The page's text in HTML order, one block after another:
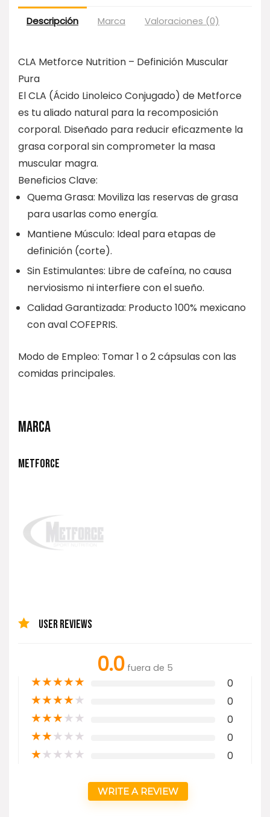
Descripción Marca Valoraciones (0)
CLA Metforce Nutrition – Definición Muscular
Pura
El CLA (Ácido Linoleico Conjugado) de Metforce
es tu aliado natural para la recomposición
corporal. Diseñado para reducir eficazmente la
grasa corporal sin comprometer la masa
muscular magra.
Beneficios Clave:
Quema Grasa: Moviliza las reservas de grasa
para usarlas como energía.
Mantiene Músculo: Ideal para etapas de
definición (corte).
Sin Estimulantes: Libre de cafeína, no causa
nerviosismo ni interfiere con el sueño.
Calidad Garantizada: Producto 100% mexicano
con aval COFEPRIS.
Modo de Empleo: Tomar 1 o 2 cápsulas con las
comidas principales.
MARCA
METFORCE
USER REVIEWS
0.0 fuera de 5
★★★★★ 0
★★★★★ 0
★★★★★ 0
★★★★★ 0
★★★★★ 0
WRITE A REVIEW